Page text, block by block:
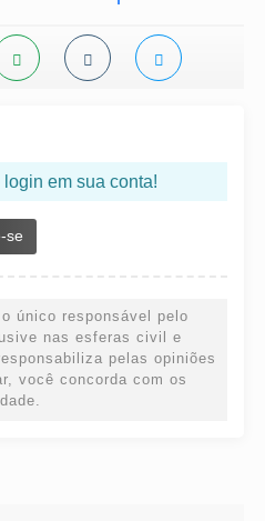
em sua conta!
se
único responsável pelo
nas esferas civil e
pelas opiniões
você concorda com os